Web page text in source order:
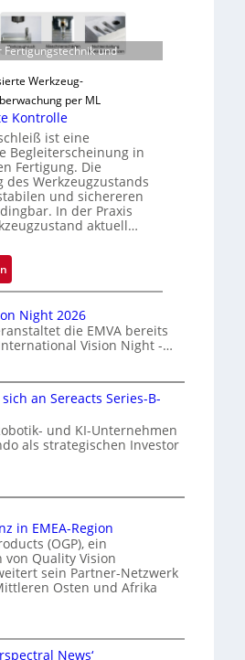
v
e
r
s
s
g
e
D
r
k
a
r
e
n
r
n
u
n
g
Fertigungstechnik und
Werkzeug-
per ML
Kontrolle
ist eine
Begleiterscheinung in
Fertigung. Die
des Werkzeugzustands
und sichereren
In der Praxis
aktuell…
A
t
o
a
t
i
s
r
e
K
o
n
o
Night 2026
die EMVA bereits
Vision Night -…
an Sereacts Series-B-
und KI-Unternehmen
als strategischen Investor
in EMEA-Region
(OGP), ein
von Quality Vision
sein Partner-Netzwerk
Osten und Afrika
News‘